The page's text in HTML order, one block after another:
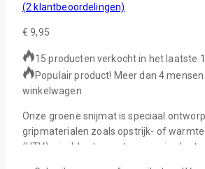
(2 klantbeoordelingen)
€ 9,95
15 producten verkocht in het laatste
Populair product! Meer dan 4
winkelwagen
Onze groene snijmat is speciaal
gripmaterialen zoals opstrijk- of
(HTV), vinyl, karton, patroonpapier,